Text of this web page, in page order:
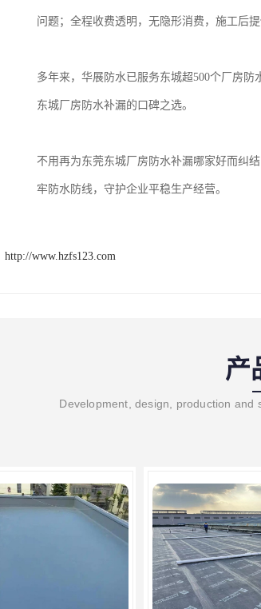
问题；全程收费透明，无隐形消费，施工后
多年来，华展防水已服务东城超500个厂房
东城厂房防水补漏的口碑之选。
不用再为东莞东城厂房防水补漏哪家好而纠
牢防水防线，守护企业平稳生产经营。
http://www.hzfs123.com
产
Development, design, production